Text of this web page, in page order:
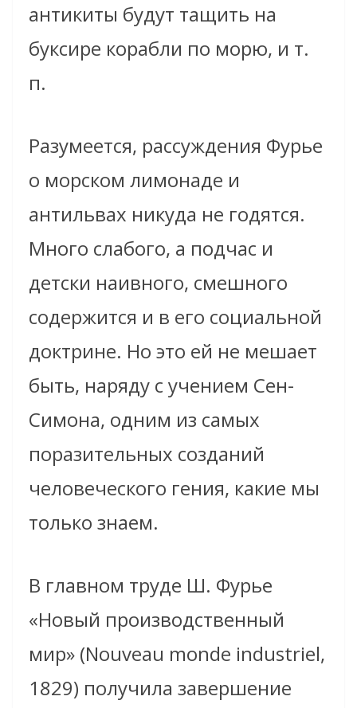
антикиты будут тащить на
буксире корабли по морю, и т.
п.
Разумеется, рассуждения Фурье
о морском лимонаде и
антильвах никуда не годятся.
Много слабого, а подчас и
детски наивного, смешного
содержится и в его социальной
доктрине. Но это ей не мешает
быть, наряду с учением Сен-
Симона, одним из самых
поразительных созданий
человеческого гения, какие мы
только знаем.
В главном труде Ш. Фурье
«Новый производственный
мир» (Nouveau monde industriel,
1829) получила завершение